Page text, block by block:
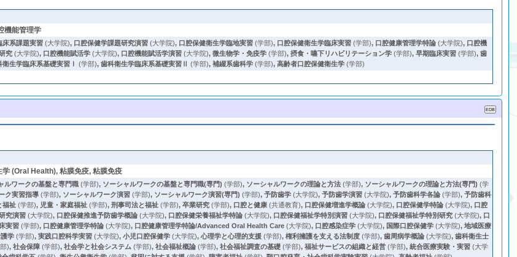
機能管理学
床系課題実習 (大学院), 口腔保健学課題研究演習 (大学院), 口腔保健衛生学臨地実習 (学部), 口腔保健衛生学臨床実習 (学部), 口腔健康管理学特論 (大学院), 口腔機
究 (大学院), 口腔機能賦活学 (大学院), 口腔機能賦活学演習 (大学院),微生物学・免疫学 (学部),摂食・嚥下リハビリテーション学 (学部),早期臨床実習 (学部),歯
衛生学臨床系基礎実習Ⅰ (学部),歯科衛生学臨床系基礎実習Ⅱ (学部),補綴系歯科学 (学部),高齢者口腔保健衛生学 (学部)
(Oral Health), 粘膜免疫, 粘膜免疫
ルワークの基盤と専門職 (学部), ソーシャルワークの基盤と専門職(専門) (学部), ソーシャルワークの理論と方法 (学部), ソーシャルワークの理論と方法(専門) (学
ク実習指導 (学部), ソーシャルワーク演習 (学部), ソーシャルワーク演習(専門) (学部),予防歯学 (大学院),予防歯学演習 (大学院),予防歯科学各論 (学部),予防歯科
福祉 (学部), 児童・家庭福祉 (学部),刑事司法と福祉 (学部),卒業研究 (学部), 口腔と健康 (共通教育), 口腔保健増進学概論 (大学院), 口腔保健学特論 (大学院), 口腔
究演習 (大学院), 口腔保健推進予防歯学概論 (大学院), 口腔保健栄養福祉学特論 (大学院), 口腔保健福祉学特別演習 (大学院), 口腔保健福祉学特別研究 (大学院), 口
実習 (学部), 口腔健康管理学特論 (大学院), 口腔健康管理学特論/Advanced Oral Health Care (大学院), 口腔感染症学 (大学院), 国際口腔保健学 (大学院),地域医療
学 (学部),実践口腔科学実習 (大学院),小児口腔保健学 (大学院),心理学と心理的支援 (学部),権利擁護を支える法制度 (学部),歯周病学概論 (大学院),歯科衛生士
),社会保障 (学部),社会学と社会システム (学部),社会福祉概論 (学部),社会福祉調査の基礎 (学部),福祉サービスの組織と経営 (学部),統合医療実験・実習 (大学